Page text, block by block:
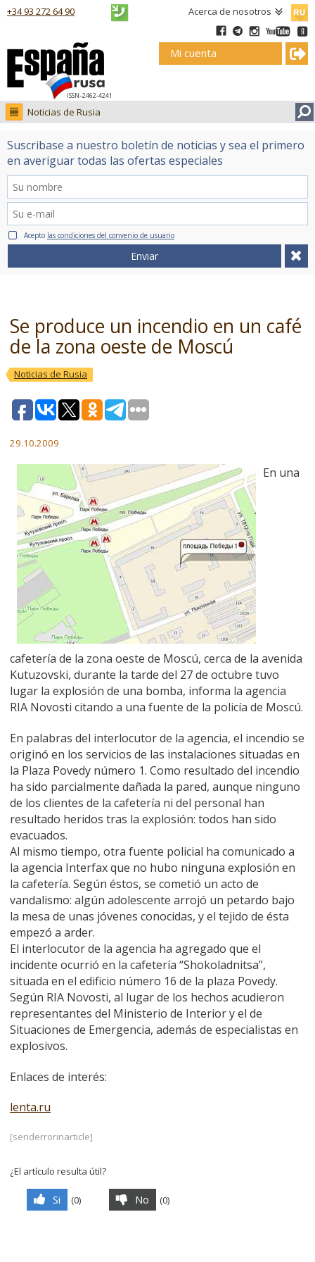
Acerca de nosotros
ISSN–2462-4241
+34 93 272 64 90
Mi cuenta
Noticias de Rusia
Noticias de Rusia
Fotos
Suscribase a nuestro boletín de noticias y sea el primero
en averiguar todas las ofertas especiales
Acepto las condiciones del convenio de usuario
Enviar
Se produce un incendio en un café
de la zona oeste de Moscú
Noticias de Rusia
29.10.2009
En una
cafetería de la zona oeste de Moscú, cerca de la avenida
Kutuzovski, durante la tarde del 27 de octubre tuvo
lugar la explosión de una bomba, informa la agencia
RIA Novosti citando a una fuente de la policía de Moscú.
En palabras del interlocutor de la agencia, el incendio se
originó en los servicios de las instalaciones situadas en
la Plaza Povedy número 1. Como resultado del incendio
ha sido parcialmente dañada la pared, aunque ninguno
de los clientes de la cafetería ni del personal han
resultado heridos tras la explosión: todos han sido
evacuados.
Al mismo tiempo, otra fuente policial ha comunicado a
la agencia Interfax que no hubo ninguna explosión en
la cafetería. Según éstos, se cometió un acto de
vandalismo: algún adolescente arrojó un petardo bajo
la mesa de unas jóvenes conocidas, y el tejido de ésta
empezó a arder.
El interlocutor de la agencia ha agregado que el
incidente ocurrió en la cafetería “Shokoladnitsa”,
situada en el edificio número 16 de la plaza Povedy.
Según RIA Novosti, al lugar de los hechos acudieron
representantes del Ministerio de Interior y el de
Situaciones de Emergencia, además de especialistas en
explosivos.
Enlaces de interés:
lenta.ru
[senderrorinarticle]
¿El artículo resulta útil?
Si (0) No (0)